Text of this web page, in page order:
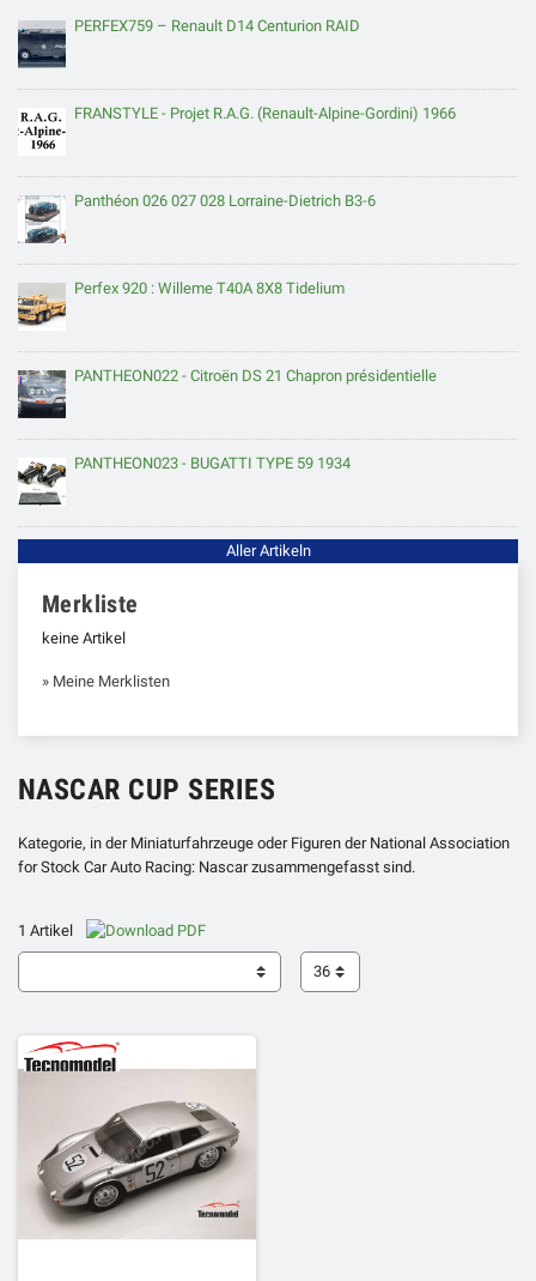
PERFEX759 – Renault D14 Centurion RAID
FRANSTYLE - Projet R.A.G. (Renault-Alpine-Gordini) 1966
Panthéon 026 027 028 Lorraine-Dietrich B3-6
Perfex 920 : Willeme T40A 8X8 Tidelium
PANTHEON022 - Citroën DS 21 Chapron présidentielle
PANTHEON023 - BUGATTI TYPE 59 1934
Aller Artikeln
Merkliste
keine Artikel
» Meine Merklisten
NASCAR CUP SERIES
Kategorie, in der Miniaturfahrzeuge oder Figuren der National Association
for Stock Car Auto Racing: Nascar zusammengefasst sind.
1 Artikel
36